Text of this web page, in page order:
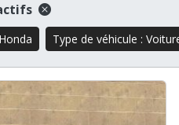
Type de véhicule :